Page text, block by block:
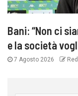
Bani: “Non ci
e la società
7 Agosto 2026